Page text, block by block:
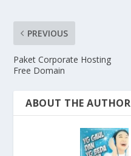
PREVIOUS
Paket Corporate Hosting
Free Domain
ABOUT THE AUTHOR